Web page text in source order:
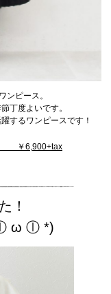
ンピース。
丁度よいです。
するワンピースです！
￥6,900+tax
！
ⓛ ω ⓛ *)